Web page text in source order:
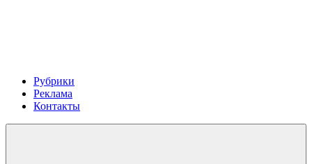
Рубрики
Реклама
Контакты